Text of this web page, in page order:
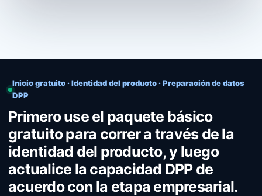
Inicio gratuito · Identidad del producto · Preparación de datos
DPP
Primero use el paquete básico
gratuito para correr a través de la
identidad del producto, y luego
actualice la capacidad DPP de
acuerdo con la etapa empresarial.